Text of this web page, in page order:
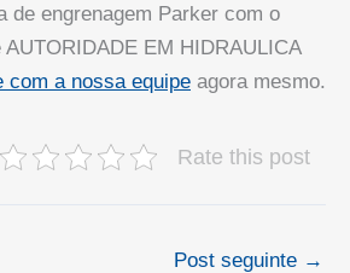
de engrenagem Parker com o
EM HIDRAULICA
com a nossa equipe agora mesmo.
Rate this post
Post seguinte →